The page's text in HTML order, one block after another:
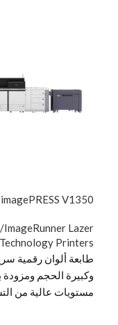
V1350
Lazer
Technology Printers
طابعة ألوان رقمية
وكبيرة الحجم ومزودة
مستويات عالية من